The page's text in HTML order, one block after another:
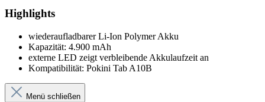
Highlights
wiederaufladbarer Li-Ion Polymer Akku
Kapazität: 4.900 mAh
externe LED zeigt verbleibende Akkulaufzeit an
Kompatibilität: Pokini Tab A10B
Menü schließen